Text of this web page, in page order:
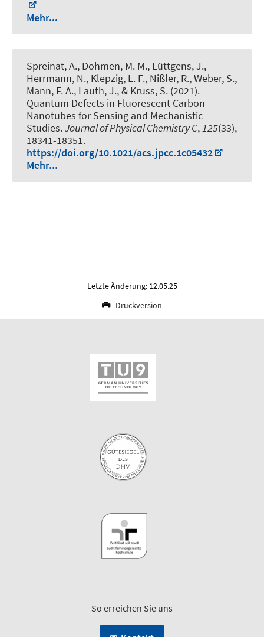
Mehr...
Spreinat, A., Dohmen, M. M., Lüttgens, J.,
Herrmann, N., Klepzig, L. F., Nißler, R., Weber, S.,
Mann, F. A., Lauth, J., & Kruss, S. (2021).
Quantum Defects in Fluorescent Carbon
Nanotubes for Sensing and Mechanistic
Studies.Journal of Physical Chemistry C,125(33),
18341-18351.
https://doi.org/10.1021/acs.jpcc.1c05432
Mehr...
Letzte Änderung: 12.05.25
Druckversion
So erreichen Sie uns